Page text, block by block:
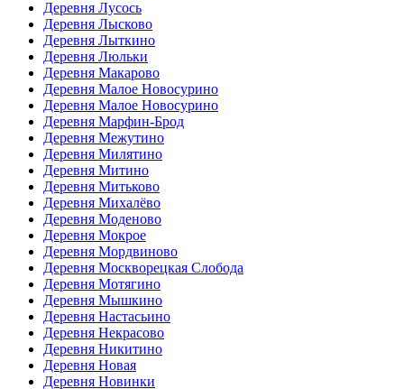
Деревня Лусось
Деревня Лысково
Деревня Лыткино
Деревня Люльки
Деревня Макарово
Деревня Малое Новосурино
Деревня Малое Новосурино
Деревня Марфин-Брод
Деревня Межутино
Деревня Милятино
Деревня Митино
Деревня Митьково
Деревня Михалёво
Деревня Моденово
Деревня Мокрое
Деревня Мордвиново
Деревня Москворецкая Слобода
Деревня Мотягино
Деревня Мышкино
Деревня Настасьино
Деревня Некрасово
Деревня Никитино
Деревня Новая
Деревня Новинки